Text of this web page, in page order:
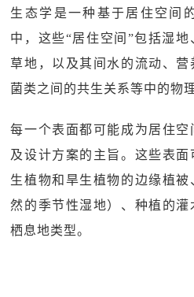
生态学是一种基于居住空间
中，这些“居住空间”包括湿
草地，以及其间水的流动、
菌类之间的共生关系等中的物
每一个表面都可能成为居住
及设计方案的主旨。这些表
生植物和旱生植物的边缘植
然的季节性湿地）、种植的
栖息地类型。